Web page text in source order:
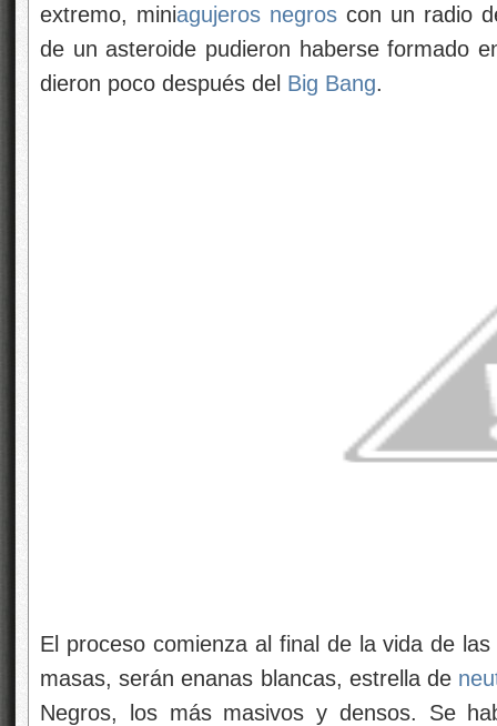
extremo, miniagujeros negroscon un radio
de un asteroide pudieron haberse formado
dieron poco después del Big Bang.
El proceso comienza al final de la vida de
masas, serán enanas blancas, estrella de
Negros, los más masivos y densos. Se